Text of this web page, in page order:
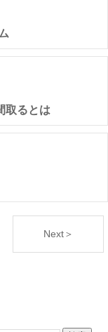
取るとは
Next＞